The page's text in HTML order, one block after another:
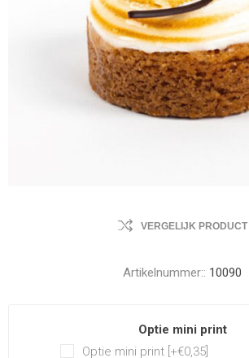
VERGELIJK PRODUCT
Artikelnummer:: 10090
Optie mini print
Optie mini print [+€0,35]